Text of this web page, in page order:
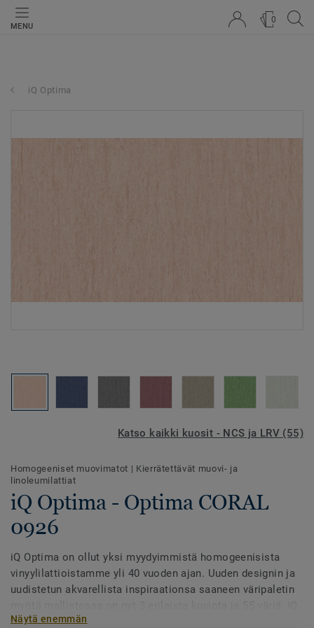
MENU
0
iQ Optima
Katso kaikki kuosit - NCS ja LRV (55)
Homogeeniset muovimatot | Kierrätettävät muovi- ja
linoleumilattiat
iQ Optima - Optima CORAL
0926
iQ Optima on ollut yksi myydyimmistä homogeenisista
vinyylilattioistamme yli 40 vuoden ajan. Uuden designin ja
uudistetun akvarellista inspiraationsa saaneen väripaletin
Optima tunnetaan PUR-pinnastaan, joka pidentää
Näytä enemmän